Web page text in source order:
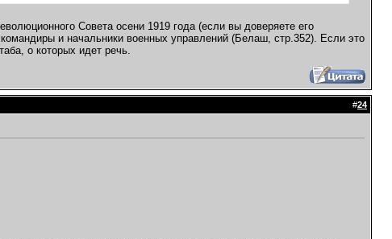
Совета осени 1919 года (если вы доверяете его
и начальники военных управлений (Белаш, стр.352). Если это
о которых идет речь.
#24